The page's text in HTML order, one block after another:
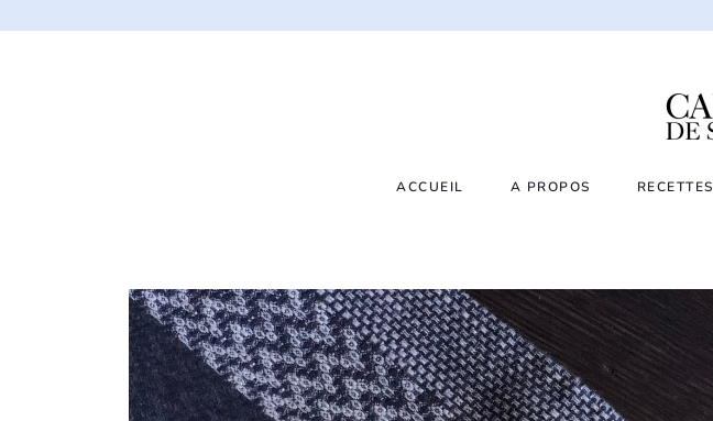
ACCUEIL A PROPOS RECETTES